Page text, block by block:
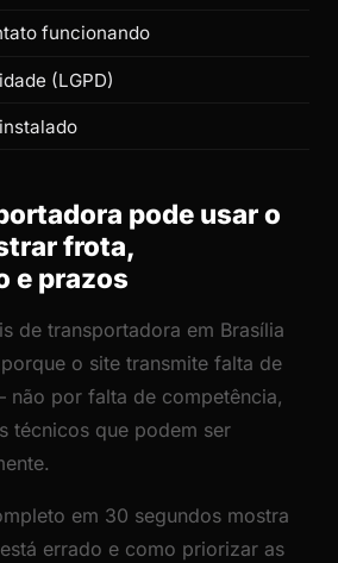
funcionando
(LGPD)
pode usar o
frota,
e prazos
de transportadora em Brasília
o site transmite falta de
por falta de competência,
técnicos que podem ser
em 30 segundos mostra
errado e como priorizar as